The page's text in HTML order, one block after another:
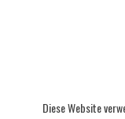
Diese Website